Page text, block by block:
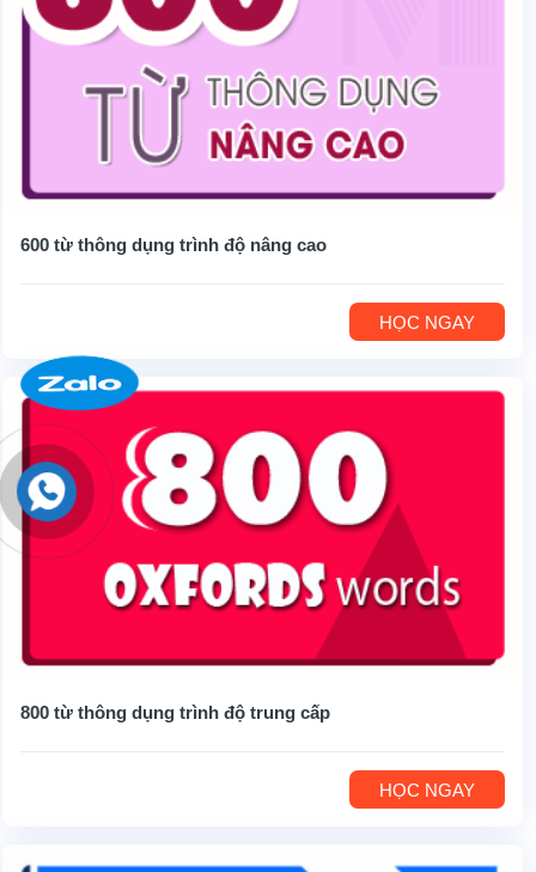
600 từ thông dụng trình độ nâng cao
HỌC NGAY
800 từ thông dụng trình độ trung cấp
HỌC NGAY